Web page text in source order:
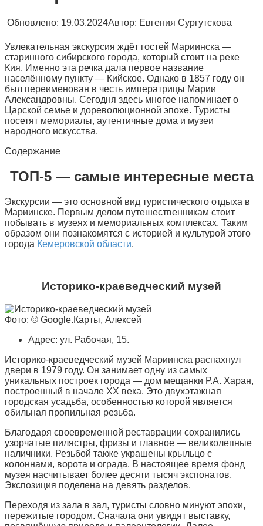
Обновлено: 19.03.2024Автор: Евгения Сургутскова
Увлекательная экскурсия ждёт гостей Мариинска —
старинного сибирского города, который стоит на реке
Кия. Именно эта речка дала первое название
населённому пункту — Кийское. Однако в 1857 году он
был переименован в честь императрицы Марии
Александровны. Сегодня здесь многое напоминает о
Царской семье и дореволюционной эпохе. Туристы
посетят мемориалы, аутентичные дома и музеи
народного искусства.
Содержание
ТОП-5 — самые интересные места
Экскурсии — это основной вид туристического отдыха в
Мариинске. Первым делом путешественникам стоит
побывать в музеях и мемориальных комплексах. Таким
образом они познакомятся с историей и культурой этого
города Кемеровской области.
Историко-краеведческий музей
Фото: © Google.Карты, Алексей
Адрес: ул. Рабочая, 15.
Историко-краеведческий музей Мариинска распахнул
двери в 1979 году. Он занимает одну из самых
уникальных построек города — дом мещанки Р.А. Харан,
построенный в начале XX века. Это двухэтажная
городская усадьба, особенностью которой является
обильная пропильная резьба.
Благодаря своевременной реставрации сохранились
узорчатые пилястры, фризы и главное — великолепные
наличники. Резьбой также украшены крыльцо с
колоннами, ворота и ограда. В настоящее время фонд
музея насчитывает более десяти тысяч экспонатов.
Экспозиция поделена на девять разделов.
Переходя из зала в зал, туристы словно минуют эпохи,
пережитые городом. Сначала они увидят выставку,